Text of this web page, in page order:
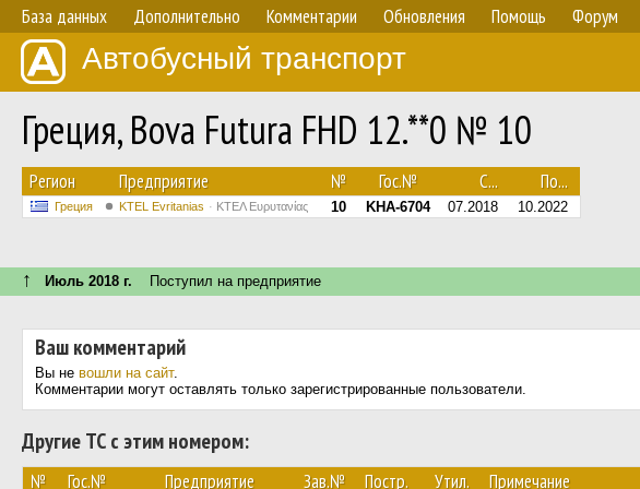
База данных Дополнительно Комментарии Обновления Помощь Форум
Автобусный транспорт
Греция, Bova Futura FHD 12.**0 № 10
Регион Предприятие № Гос.№ С... По...
Греция ΚΤΕL Evritanias ΚΤΕΛ Ευρυτανίας 10 KHA-6704 07.2018 10.2022
↑ Июль 2018 г. Поступил на предприятие
Ваш комментарий
Вы не вошли на сайт.
Комментарии могут оставлять только зарегистрированные пользователи.
Другие ТС с этим номером:
№ Гос.№ Предприятие Зав.№ Постр. Утил. Примечание